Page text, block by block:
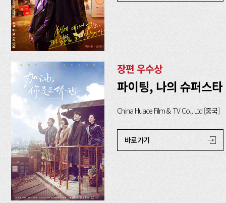
장편 우수상
파이팅, 나의 슈퍼스타
China Huace Film & TV Co., Ltd [중국]
바로가기